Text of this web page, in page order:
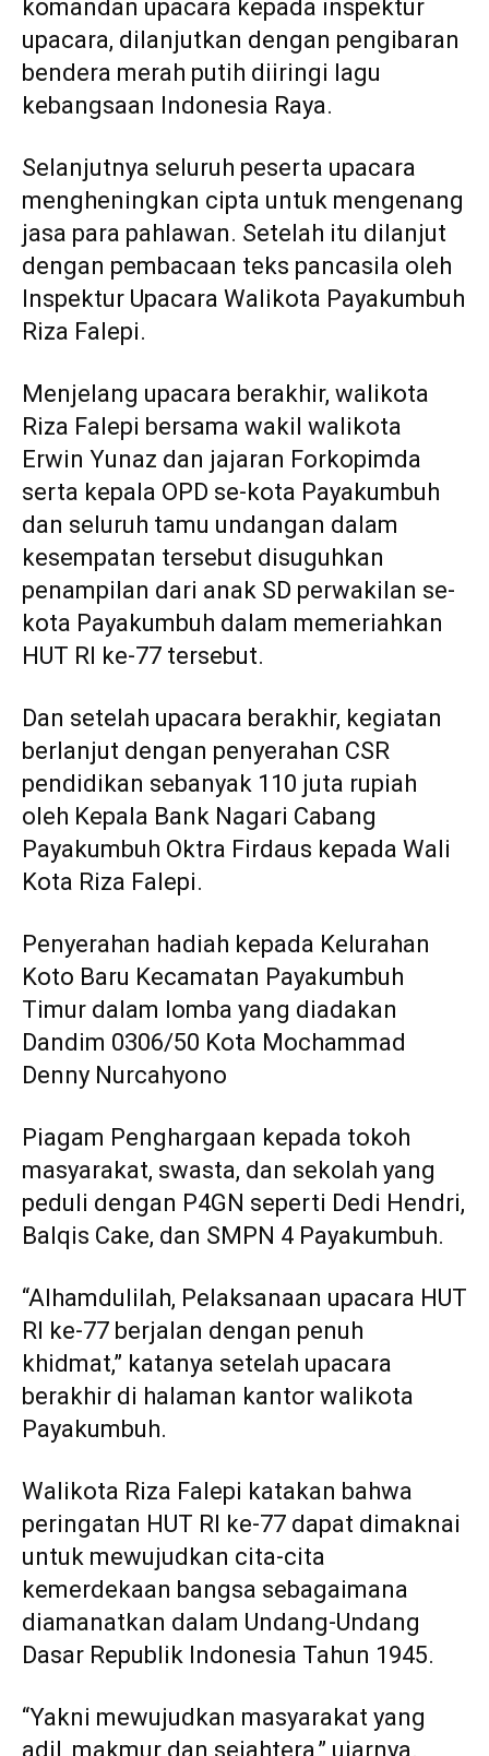
komandan upacara kepada inspektur
upacara, dilanjutkan dengan pengibaran
bendera merah putih diiringi lagu
kebangsaan Indonesia Raya.
Selanjutnya seluruh peserta upacara
mengheningkan cipta untuk mengenang
jasa para pahlawan. Setelah itu dilanjut
dengan pembacaan teks pancasila oleh
Inspektur Upacara Walikota Payakumbuh
Riza Falepi.
Menjelang upacara berakhir, walikota
Riza Falepi bersama wakil walikota
Erwin Yunaz dan jajaran Forkopimda
serta kepala OPD se-kota Payakumbuh
dan seluruh tamu undangan dalam
kesempatan tersebut disuguhkan
penampilan dari anak SD perwakilan se-
kota Payakumbuh dalam memeriahkan
HUT RI ke-77 tersebut.
Dan setelah upacara berakhir, kegiatan
berlanjut dengan penyerahan CSR
pendidikan sebanyak 110 juta rupiah
oleh Kepala Bank Nagari Cabang
Payakumbuh Oktra Firdaus kepada Wali
Kota Riza Falepi.
Penyerahan hadiah kepada Kelurahan
Koto Baru Kecamatan Payakumbuh
Timur dalam lomba yang diadakan
Dandim 0306/50 Kota Mochammad
Denny Nurcahyono
Piagam Penghargaan kepada tokoh
masyarakat, swasta, dan sekolah yang
peduli dengan P4GN seperti Dedi Hendri,
Balqis Cake, dan SMPN 4 Payakumbuh.
“Alhamdulilah, Pelaksanaan upacara HUT
RI ke-77 berjalan dengan penuh
khidmat,” katanya setelah upacara
berakhir di halaman kantor walikota
Payakumbuh.
Walikota Riza Falepi katakan bahwa
peringatan HUT RI ke-77 dapat dimaknai
untuk mewujudkan cita-cita
kemerdekaan bangsa sebagaimana
diamanatkan dalam Undang-Undang
Dasar Republik Indonesia Tahun 1945.
“Yakni mewujudkan masyarakat yang
adil, makmur dan sejahtera,” ujarnya.